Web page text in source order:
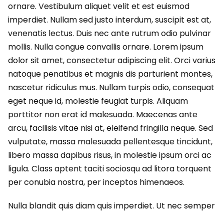
ornare. Vestibulum aliquet velit et est euismod
imperdiet. Nullam sed justo interdum, suscipit est at,
venenatis lectus. Duis nec ante rutrum odio pulvinar
mollis. Nulla congue convallis ornare. Lorem ipsum
dolor sit amet, consectetur adipiscing elit. Orci varius
natoque penatibus et magnis dis parturient montes,
nascetur ridiculus mus. Nullam turpis odio, consequat
eget neque id, molestie feugiat turpis. Aliquam
porttitor non erat id malesuada. Maecenas ante
arcu, facilisis vitae nisi at, eleifend fringilla neque. Sed
vulputate, massa malesuada pellentesque tincidunt,
libero massa dapibus risus, in molestie ipsum orci ac
ligula. Class aptent taciti sociosqu ad litora torquent
per conubia nostra, per inceptos himenaeos.
Nulla blandit quis diam quis imperdiet. Ut nec semper